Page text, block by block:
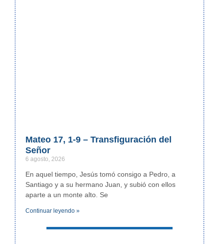
Mateo 17, 1-9 – Transfiguración del
Señor
6 agosto, 2026
En aquel tiempo, Jesús tomó consigo a Pedro, a
Santiago y a su hermano Juan, y subió con ellos
aparte a un monte alto. Se
Continuar leyendo »